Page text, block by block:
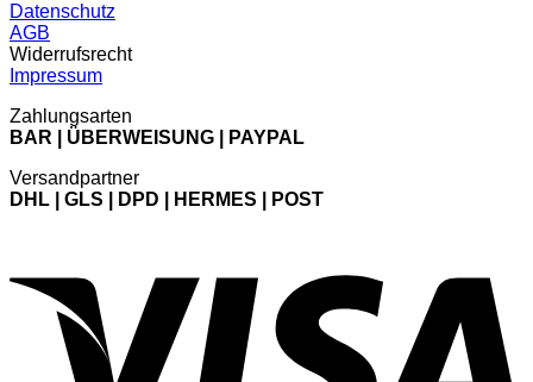
Datenschutz
AGB
Widerrufsrecht
Impressum
Zahlungsarten
BAR | ÜBERWEISUNG | PAYPAL
Versandpartner
DHL | GLS | DPD | HERMES | POST